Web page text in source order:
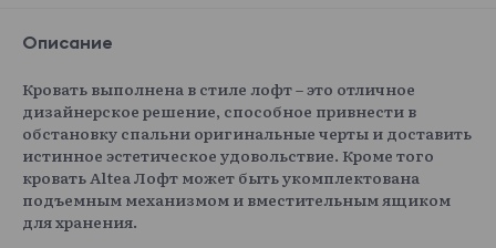
Описание
Кровать выполнена в стиле лофт – это отличное
дизайнерское решение, способное привнести в
обстановку спальни оригинальные черты и доставить
истинное эстетическое удовольствие. Кроме того
кровать Altea Лофт может быть укомплектована
подъемным механизмом и вместительным ящиком
для хранения.